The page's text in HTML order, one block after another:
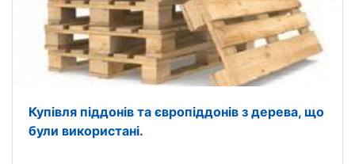
Купівля піддонів та європіддонів з дерева, що
були використані.